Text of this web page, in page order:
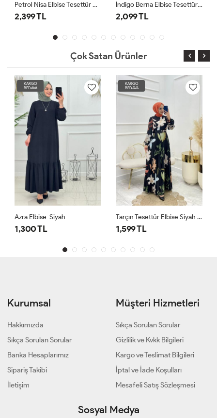
Petrol Nisa Elbise Tesettür Giyim
2,399 TL
İndigo Berna Elbise Tesettür Giyim
2,099 TL
Çok Satan Ürünler
KARGO
BEDAVA
Azra Elbise-Siyah
1,300 TL
KARGO
BEDAVA
Tarçın Tesettür Elbise Siyah Siyah
1,599 TL
Kurumsal
Hakkımızda
Sıkça Sorulan Sorular
Banka Hesaplarımız
Sipariş Takibi
İletişim
Müşteri Hizmetleri
Sıkça Sorulan Sorular
Gizlilik ve Kvkk Bilgileri
Kargo ve Teslimat Bilgileri
İptal ve İade Koşulları
Mesafeli Satış Sözleşmesi
Sosyal Medya